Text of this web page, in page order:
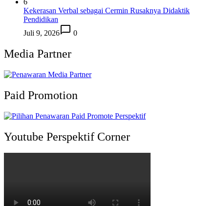
6
Kekerasan Verbal sebagai Cermin Rusaknya Didaktik
Pendidikan
Juli 9, 2026
0
Media Partner
Paid Promotion
Youtube Perspektif Corner